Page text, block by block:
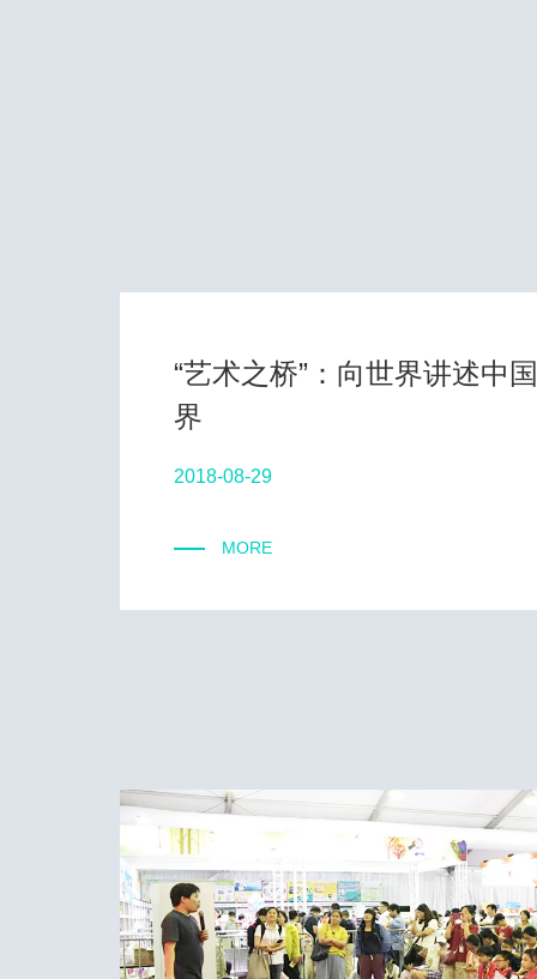
“艺术之桥”：向世界讲述中
界
2018-08-29
MORE